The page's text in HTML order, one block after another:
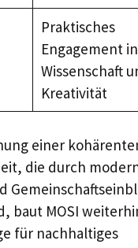
Praktisches
Engagement in
Wissenschaft
Kreativität
einer
die durch
baut MOSI
für nachhaltiges